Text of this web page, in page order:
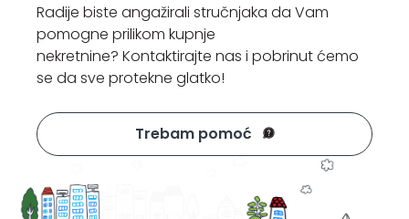
Radije biste angažirali stručnjaka da Vam
pomogne prilikom kupnje
nekretnine? Kontaktirajte nas i pobrinut ćemo
se da sve protekne glatko!
Trebam pomoć